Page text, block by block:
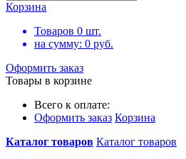
Корзина
Товаров 0 шт.
на сумму: 0 руб.
Оформить заказ
Товары в корзине
Всего к оплате:
Оформить заказ Корзина
Каталог товаров Каталог товаров